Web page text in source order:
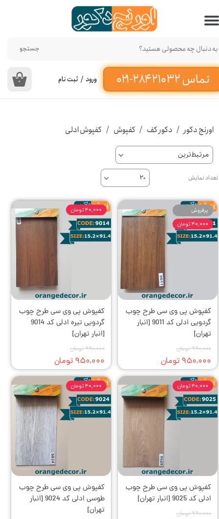
تماس ۳۲ ۲۱۰ ۲۸۴-۰۲۱‌
جستجو
۰ ورود / ثبت نام
حساب کاربری من
تغییر گذر واژه
سفارشات
خروج از حساب کاربری
اورنج دکور دکور کف کفپوش کفپوش ادلی
مرتبط‌ترین
تعداد نمایش ۲۰
کفپوش‌ پی وی سی طرح چوب
گردویی ادلی کد 9011 [انبار
تهران]
۹۹۰,۰۰۰ تومان
۹۵۰,۰۰۰ تومان
پرفروش
۴۰,۰۰۰ تومان
کفپوش‌ پی وی سی طرح چوب
گردویی تیره ادلی کد 9014
[انبار تهران]
۹۹۰,۰۰۰ تومان
۹۵۰,۰۰۰ تومان
۴۰,۰۰۰ تومان
کفپوش‌ پی وی سی طرح چوب
ادلی کد 9025 [انبار تهران]
۹۹۰,۰۰۰ تومان
۴۰,۰۰۰ تومان
کفپوش‌ پی وی سی طرح چوب
طوسی ادلی کد 9024 [انبار
تهران]
۴۰,۰۰۰ تومان